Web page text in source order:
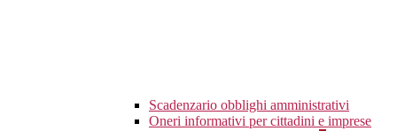
Scadenzario obblighi amministrativi
Oneri informativi per cittadini e imprese